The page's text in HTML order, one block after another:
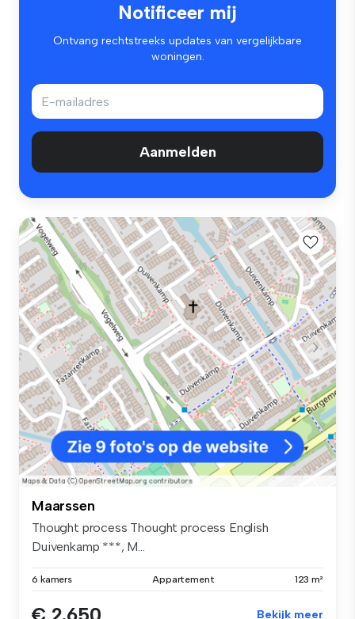
Notificeer mij
Ontvang rechtstreeks updates van vergelijkbare
woningen.
Aanmelden
Maarssen
Thought process Thought process English
Duivenkamp ***, M...
6 kamers Appartement 123 m²
Bekijk meer